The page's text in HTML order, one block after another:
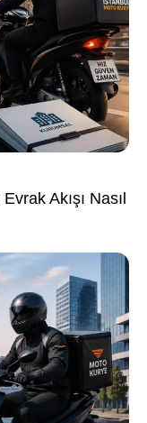
Akışı Nasıl